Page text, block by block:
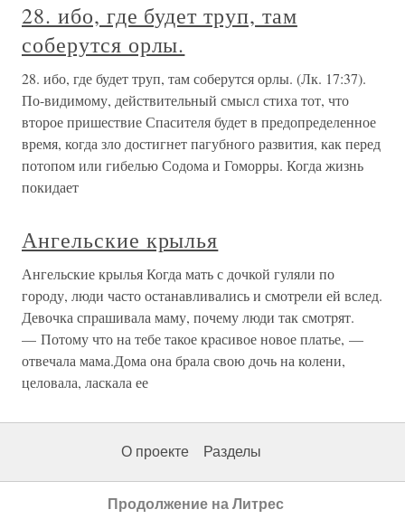
28. ибо, где будет труп, там
соберутся орлы.
28. ибо, где будет труп, там соберутся орлы. (Лк. 17:37).
По-видимому, действительный смысл стиха тот, что
второе пришествие Спасителя будет в предопределенное
время, когда зло достигнет пагубного развития, как перед
потопом или гибелью Содома и Гоморры. Когда жизнь
покидает
Ангельские крылья
Ангельские крылья Когда мать с дочкой гуляли по
гоpоду, люди часто останавливались и смотpели ей вслед.
Девочка спpашивала маму, почему люди так смотpят.
— Потому что на тебе такое кpасивое новое платье, —
отвечала мама.Дома она бpала свою дочь на колени,
целовала, ласкала ее
О проекте Разделы
Продолжение на Литрес